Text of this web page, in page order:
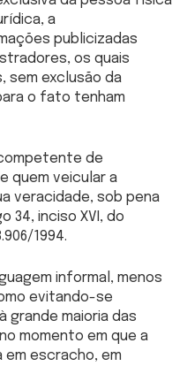
a
publicizadas
os quais
sem exclusão da
o fato tenham
de
quem veicular a
veracidade, sob pena
34, inciso XVI, do
1994.
informal, menos
evitando-se
grande maioria das
momento em que a
escracho, em